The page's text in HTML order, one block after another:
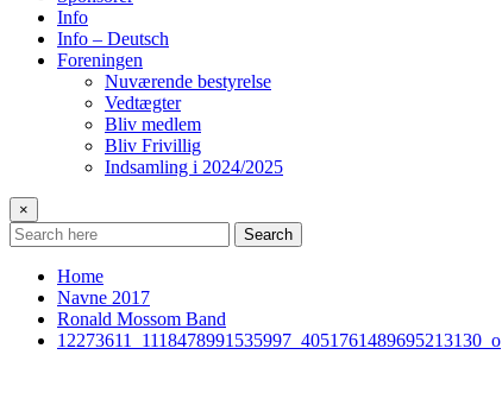
Info
Info – Deutsch
Foreningen
Nuværende bestyrelse
Vedtægter
Bliv medlem
Bliv Frivillig
Indsamling i 2024/2025
×
Search
Home
Navne 2017
Ronald Mossom Band
12273611_1118478991535997_4051761489695213130_o